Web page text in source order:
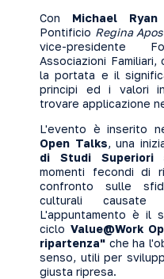
Con Michael Ryan
Pontificio Regina
vice-presidente
Associazioni
la portata e il
principi ed i valori
trovare applicazione
L'evento è inserito
Open Talks, una
di Studi Superiori
momenti fecondi di
confronto sulle
culturali causate
L'appuntamento è il
ciclo Value@Work
ripartenza" che ha
senso, utili per
giusta ripresa.